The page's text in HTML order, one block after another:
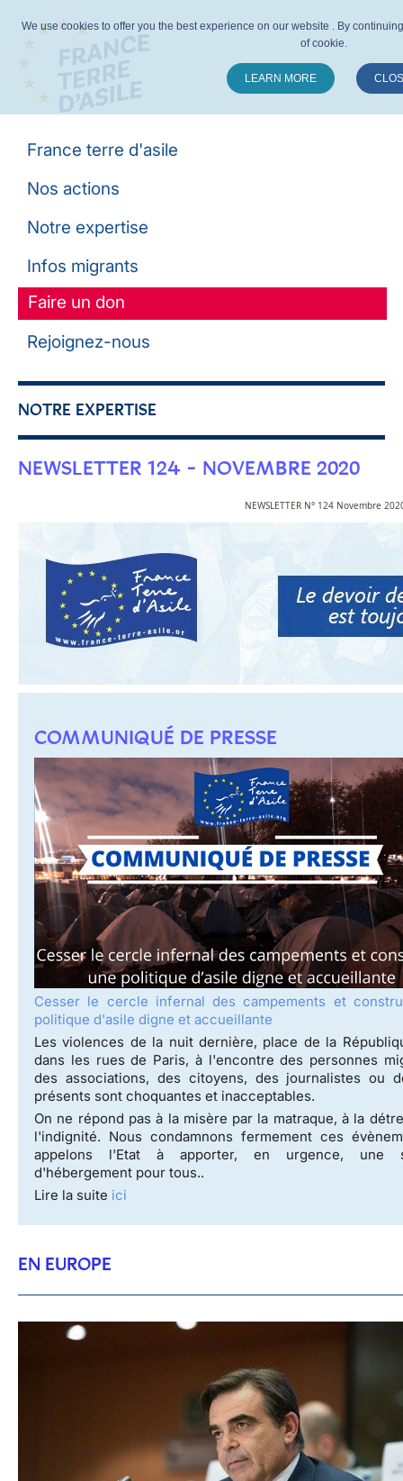
France terre d'asile
Nos actions
Notre expertise
Infos migrants
Faire un don
Rejoignez-nous
NOTRE EXPERTISE
NEWSLETTER 124 - NOVEMBRE 2020
NEWSLETTER N° 124 Novembre
COMMUNIQUÉ DE PRESSE
Cesser le cercle infernal des campements et
politique d'asile digne et accueillante
Les violences de la nuit dernière, place de la
dans les rues de Paris, à l'encontre des personnes
des associations, des citoyens, des journalistes ou
présents sont choquantes et inacceptables.
On ne répond pas à la misère par la matraque, à la
l'indignité. Nous condamnons fermement ces
appelons l'Etat à apporter, en urgence, une
d'hébergement pour tous..
Lire la suite ici
EN EUROPE
We use cookies to offer you the best experience on our website . By
of cookie.
LEARN MORE